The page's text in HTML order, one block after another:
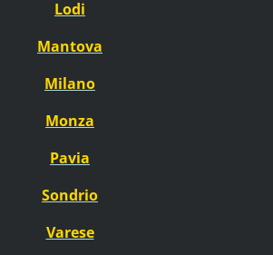
Lodi
Mantova
Milano
Monza
Pavia
Sondrio
Varese